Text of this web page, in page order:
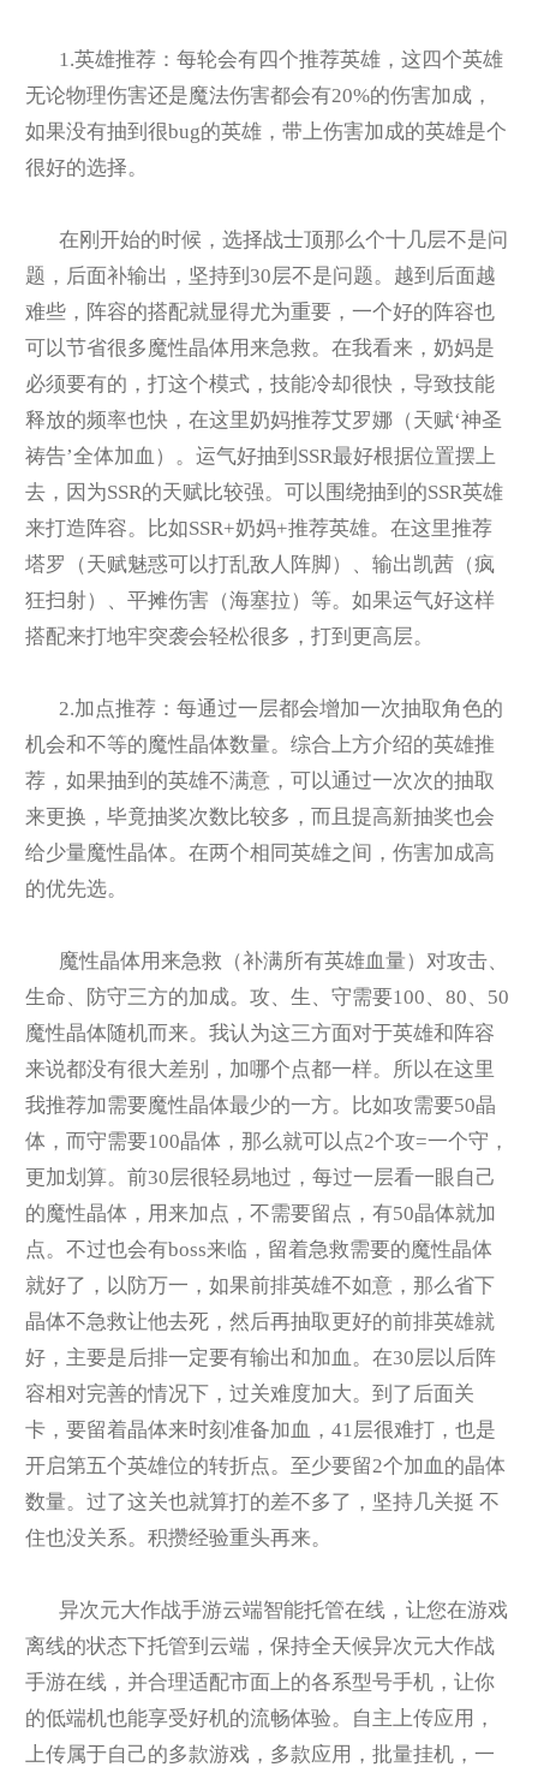
1.英雄推荐：每轮会有四个推荐英雄，这四个英雄
无论物理伤害还是魔法伤害都会有20%的伤害加成，
如果没有抽到很bug的英雄，带上伤害加成的英雄是个
很好的选择。
在刚开始的时候，选择战士顶那么个十几层不是问
题，后面补输出，坚持到30层不是问题。越到后面越
难些，阵容的搭配就显得尤为重要，一个好的阵容也
可以节省很多魔性晶体用来急救。在我看来，奶妈是
必须要有的，打这个模式，技能冷却很快，导致技能
释放的频率也快，在这里奶妈推荐艾罗娜（天赋‘神圣
祷告’全体加血）。运气好抽到SSR最好根据位置摆上
去，因为SSR的天赋比较强。可以围绕抽到的SSR英雄
来打造阵容。比如SSR+奶妈+推荐英雄。在这里推荐
塔罗（天赋魅惑可以打乱敌人阵脚）、输出凯茜（疯
狂扫射）、平摊伤害（海塞拉）等。如果运气好这样
搭配来打地牢突袭会轻松很多，打到更高层。
2.加点推荐：每通过一层都会增加一次抽取角色的
机会和不等的魔性晶体数量。综合上方介绍的英雄推
荐，如果抽到的英雄不满意，可以通过一次次的抽取
来更换，毕竟抽奖次数比较多，而且提高新抽奖也会
给少量魔性晶体。在两个相同英雄之间，伤害加成高
的优先选。
魔性晶体用来急救（补满所有英雄血量）对攻击、
生命、防守三方的加成。攻、生、守需要100、80、50
魔性晶体随机而来。我认为这三方面对于英雄和阵容
来说都没有很大差别，加哪个点都一样。所以在这里
我推荐加需要魔性晶体最少的一方。比如攻需要50晶
体，而守需要100晶体，那么就可以点2个攻=一个守，
更加划算。前30层很轻易地过，每过一层看一眼自己
的魔性晶体，用来加点，不需要留点，有50晶体就加
点。不过也会有boss来临，留着急救需要的魔性晶体
就好了，以防万一，如果前排英雄不如意，那么省下
晶体不急救让他去死，然后再抽取更好的前排英雄就
好，主要是后排一定要有输出和加血。在30层以后阵
容相对完善的情况下，过关难度加大。到了后面关
卡，要留着晶体来时刻准备加血，41层很难打，也是
开启第五个英雄位的转折点。至少要留2个加血的晶体
数量。过了这关也就算打的差不多了，坚持几关挺 不
住也没关系。积攒经验重头再来。
异次元大作战手游云端智能托管在线，让您在游戏
离线的状态下托管到云端，保持全天候异次元大作战
手游在线，并合理适配市面上的各系型号手机，让你
的低端机也能享受好机的流畅体验。自主上传应用，
上传属于自己的多款游戏，多款应用，批量挂机，一